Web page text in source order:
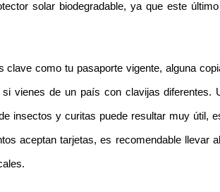
solar biodegradable, ya que este
clave como tu pasaporte vigente, alguna
vienes de un país con clavijas diferentes.
insectos y curitas puede resultar muy útil,
aceptan tarjetas, es recomendable llevar